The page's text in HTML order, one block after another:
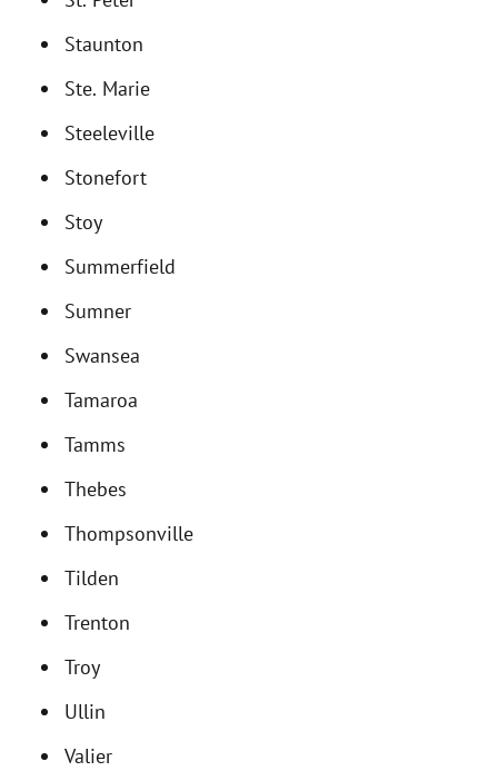
Staunton
Ste. Marie
Steeleville
Stonefort
Stoy
Summerfield
Sumner
Swansea
Tamaroa
Tamms
Thebes
Thompsonville
Tilden
Trenton
Troy
Ullin
Valier